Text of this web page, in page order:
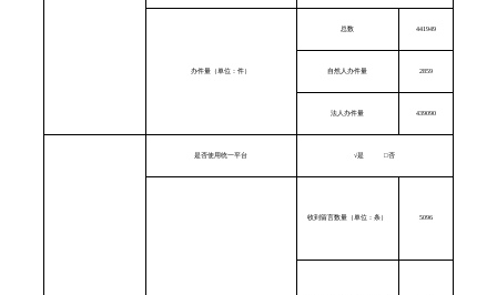
办件量（单位：件）
总数 441949
自然人办件量 2859
法人办件量 439090
是否使用统一平台 √是□否
收到留言数量（单位：条） 5096